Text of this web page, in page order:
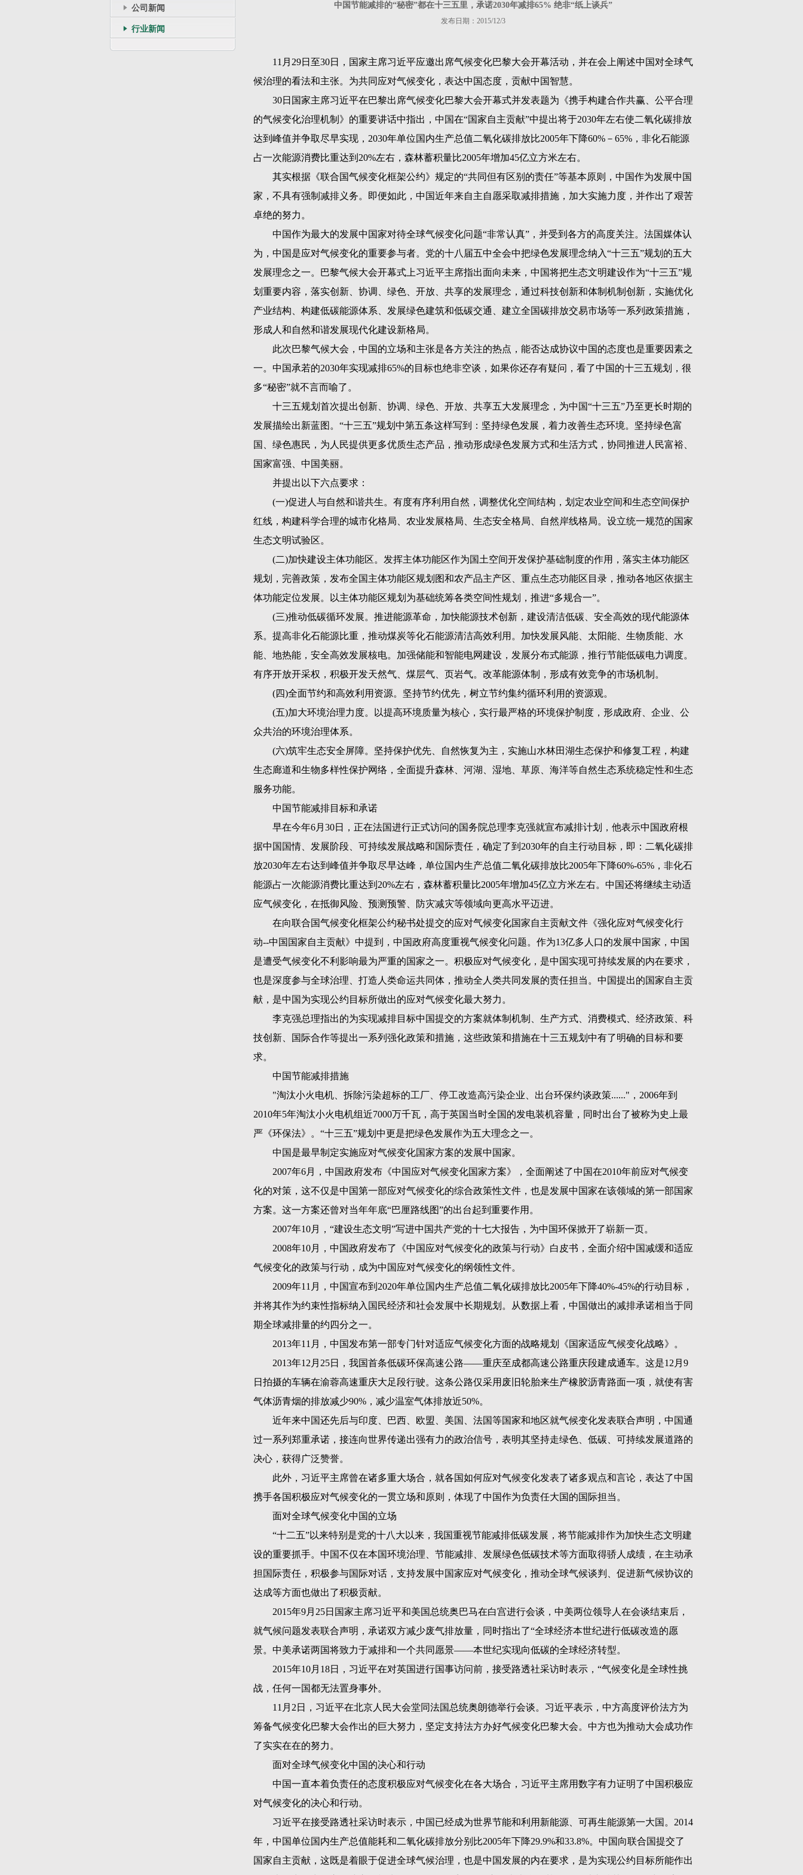
公司新闻
行业新闻
中国节能减排的“秘密”都在十三五里，承诺2030年减排65% 绝非“纸上谈兵”
发布日期：2015/12/3
11 月 29日至30日，国家主席习近平应邀出席气候变化巴黎大会开幕活动，并在会上阐述中国对全球气
候治理的看法和主张。为共同应对气候变化，表达中国态度，贡献中国智慧。
30日国家主席习近平在巴黎出席气候变化巴黎大会开幕式并发表题为《携手构建合作共赢、公平合理
的气候变化治理机制》的重要讲话中指出，中国在“国家自主贡献”中提出将于2030年左右使二氧化碳排放
达到峰值并争取尽早实现， 2030年单位国内生产总值二氧化碳排放比2005年下降60% － 65% ，非化石能源
占一次能源消费比重达到 20%左右，森林蓄积量比2005年增加45亿立方米左右。
其实根据《联合国气候变化框架公约》规定的“共同但有区别的责任”等基本原则，中国作为发展中国
家，不具有强制减排义务。即便如此，中国近年来自主自愿采取减排措施，加大实施力度，并作出了艰苦
卓绝的努力。
中国作为最大的发展中国家对待全球气候变化问题“非常认真”，并受到各方的高度关注。法国媒体认
为，中国是应对气候变化的重要参与者。党的十八届五中全会中把绿色发展理念纳入“十三五”规划的五大
发展理念之一。巴黎气候大会开幕式上习近平主席指出面向未来，中国将把生态文明建设作为“十三五”规
划重要内容，落实创新、协调、绿色、开放、共享的发展理念，通过科技创新和体制机制创新，实施优化
产业结构、构建低碳能源体系、发展绿色建筑和低碳交通、建立全国碳排放交易市场等一系列政策措施，
形成人和自然和谐发展现代化建设新格局。
此次巴黎气候大会，中国的立场和主张是各方关注的热点，能否达成协议中国的态度也是重要因素之
一。中国承若的2030年实现减排65%的目标也绝非空谈，如果你还存有疑问，看了中国的十三五规划，很
多“秘密”就不言而喻了。
十三五规划首次提出创新、协调、绿色、开放、共享五大发展理念，为中国“十三五”乃至更长时期的
发展描绘出新蓝图。“十三五”规划中第五条这样写到：坚持绿色发展，着力改善生态环境。坚持绿色富
国、绿色惠民，为人民提供更多优质生态产品，推动形成绿色发展方式和生活方式，协同推进人民富裕、
国家富强、中国美丽。
并提出以下六点要求：
(一)促进人与自然和谐共生。有度有序利用自然，调整优化空间结构，划定农业空间和生态空间保护
红线，构建科学合理的城市化格局、农业发展格局、生态安全格局、自然岸线格局。设立统一规范的国家
生态文明试验区。
(二)加快建设主体功能区。发挥主体功能区作为国土空间开发保护基础制度的作用，落实主体功能区
规划，完善政策，发布全国主体功能区规划图和农产品主产区、重点生态功能区目录，推动各地区依据主
体功能定位发展。以主体功能区规划为基础统筹各类空间性规划，推进“多规合一”。
(三)推动低碳循环发展。推进能源革命，加快能源技术创新，建设清洁低碳、安全高效的现代能源体
系。提高非化石能源比重，推动煤炭等化石能源清洁高效利用。加快发展风能、太阳能、生物质能、水
能、地热能，安全高效发展核电。加强储能和智能电网建设，发展分布式能源，推行节能低碳电力调度。
有序开放开采权，积极开发天然气、煤层气、页岩气。改革能源体制，形成有效竞争的市场机制。
(四)全面节约和高效利用资源。坚持节约优先，树立节约集约循环利用的资源观。
(五)加大环境治理力度。以提高环境质量为核心，实行最严格的环境保护制度，形成政府、企业、公
众共治的环境治理体系。
(六)筑牢生态安全屏障。坚持保护优先、自然恢复为主，实施山水林田湖生态保护和修复工程，构建
生态廊道和生物多样性保护网络，全面提升森林、河湖、湿地、草原、海洋等自然生态系统稳定性和生态
服务功能。
中国节能减排目标和承诺
早在今年6月 30日，正在法国进行正式访问的国务院总理李克强就宣布减排计划，他表示中国政府根
据中国国情、发展阶段、可持续发展战略和国际责任，确定了到 2030年的自主行动目标，即：二氧化碳排
放2030年左右达到峰值并争取尽早达峰，单位国内生产总值二氧化碳排放比2005年下降60%-65% ，非化石
能源占一次能源消费比重达到 20%左右，森林蓄积量比2005年增加45亿立方米左右。中国还将继续主动适
应气候变化，在抵御风险、预测预警、防灾减灾等领域向更高水平迈进。
在向联合国气候变化框架公约秘书处提交的应对气候变化国家自主贡献文件《强化应对气候变化行
动--中国国家自主贡献》中提到，中国政府高度重视气候变化问题。作为13亿多人口的发展中国家，中国
是遭受气候变化不利影响最为严重的国家之一。积极应对气候变化，是中国实现可持续发展的内在要求，
也是深度参与全球治理、打造人类命运共同体，推动全人类共同发展的责任担当。中国提出的国家自主贡
献，是中国为实现公约目标所做出的应对气候变化最大努力。
李克强总理指出的为实现减排目标中国提交的方案就体制机制、生产方式、消费模式、经济政策、科
技创新、国际合作等提出一系列强化政策和措施，这些政策和措施在十三五规划中有了明确的目标和要
求。
中国节能减排措施
"淘汰小火电机、拆除污染超标的工厂、停工改造高污染企业、出台环保约谈政策......" ， 2006年到
2010年5年淘汰小火电机组近7000万千瓦，高于英国当时全国的发电装机容量，同时出台了被称为史上最
严《环保法》。“十三五”规划中更是把绿色发展作为五大理念之一。
中国是最早制定实施应对气候变化国家方案的发展中国家。
2007年6月，中国政府发布《中国应对气候变化国家方案》，全面阐述了中国在2010年前应对气候变
化的对策，这不仅是中国第一部应对气候变化的综合政策性文件，也是发展中国家在该领域的第一部国家
方案。这一方案还曾对当年年底“巴厘路线图”的出台起到重要作用。
2007年10月，“建设生态文明”写进中国共产党的十七大报告，为中国环保掀开了崭新一页。
2008年10月，中国政府发布了《中国应对气候变化的政策与行动》白皮书，全面介绍中国减缓和适应
气候变化的政策与行动，成为中国应对气候变化的纲领性文件。
2009年11 月，中国宣布到 2020年单位国内生产总值二氧化碳排放比2005年下降40%-45%的行动目标，
并将其作为约束性指标纳入国民经济和社会发展中长期规划。从数据上看，中国做出的减排承诺相当于同
期全球减排量的约四分之一。
2013年11 月，中国发布第一部专门针对适应气候变化方面的战略规划《国家适应气候变化战略》。
2013年12 月 25日，我国首条低碳环保高速公路——重庆至成都高速公路重庆段建成通车。这是12 月 9
日拍摄的车辆在渝蓉高速重庆大足段行驶。这条公路仅采用废旧轮胎来生产橡胶沥青路面一项，就使有害
气体沥青烟的排放减少90% ，减少温室气体排放近50%。
近年来中国还先后与印度、巴西、欧盟、美国、法国等国家和地区就气候变化发表联合声明，中国通
过一系列郑重承诺，接连向世界传递出强有力的政治信号，表明其坚持走绿色、低碳、可持续发展道路的
决心，获得广泛赞誉。
此外，习近平主席曾在诸多重大场合，就各国如何应对气候变化发表了诸多观点和言论，表达了中国
携手各国积极应对气候变化的一贯立场和原则，体现了中国作为负责任大国的国际担当。
面对全球气候变化中国的立场
“十二五”以来特别是党的十八大以来，我国重视节能减排低碳发展，将节能减排作为加快生态文明建
设的重要抓手。中国不仅在本国环境治理、节能减排、发展绿色低碳技术等方面取得骄人成绩，在主动承
担国际责任，积极参与国际对话，支持发展中国家应对气候变化，推动全球气候谈判、促进新气候协议的
达成等方面也做出了积极贡献。
2015年9月 25日国家主席习近平和美国总统奥巴马在白宫进行会谈，中美两位领导人在会谈结束后，
就气候问题发表联合声明，承诺双方减少废气排放量，同时指出了“全球经济本世纪进行低碳改造的愿
景。中美承诺两国将致力于减排和一个共同愿景——本世纪实现向低碳的全球经济转型。
2015年10月 18日，习近平在对英国进行国事访问前，接受路透社采访时表示，“气候变化是全球性挑
战，任何一国都无法置身事外。
11 月 2 日，习近平在北京人民大会堂同法国总统奥朗德举行会谈。习近平表示，中方高度评价法方为
筹备气候变化巴黎大会作出的巨大努力，坚定支持法方办好气候变化巴黎大会。中方也为推动大会成功作
了实实在在的努力。
面对全球气候变化中国的决心和行动
中国一直本着负责任的态度积极应对气候变化在各大场合，习近平主席用数字有力证明了中国积极应
对气候变化的决心和行动。
习近平在接受路透社采访时表示，中国已经成为世界节能和利用新能源、可再生能源第一大国。 2014
年，中国单位国内生产总值能耗和二氧化碳排放分别比2005年下降29.9%和33.8%。中国向联合国提交了
国家自主贡献，这既是着眼于促进全球气候治理，也是中国发展的内在要求，是为实现公约目标所能作出